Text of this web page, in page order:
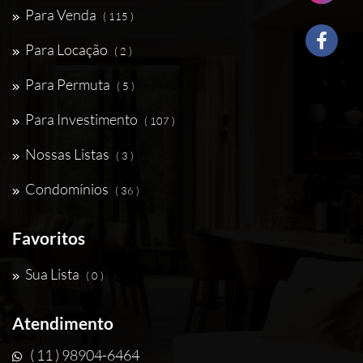
Para Venda ( 115 )
Para Locação ( 2 )
Para Permuta ( 5 )
Para Investimento ( 107 )
Nossas Listas ( 3 )
Condomínios ( 36 )
Favoritos
Sua Lista ( 0 )
Atendimento
( 11 ) 98904-6464